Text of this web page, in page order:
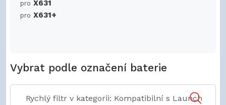
pro X631
pro X631+
Vybrat podle označení baterie